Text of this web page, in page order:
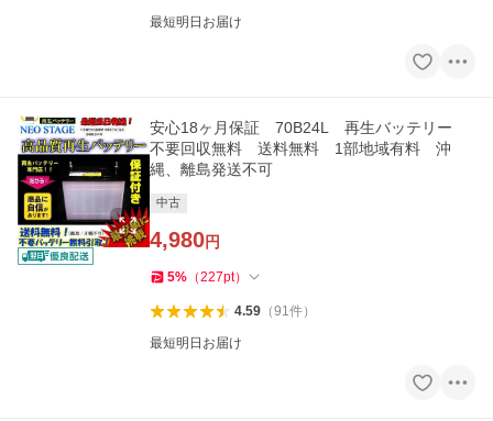
最短明日お届け
安心18ヶ月保証 70B24L 再生バッテリー
不要回収無料 送料無料 1部地域有料 沖
縄、離島発送不可
中古
4,980円
5% （227pt）
4.59（91件）
最短明日お届け